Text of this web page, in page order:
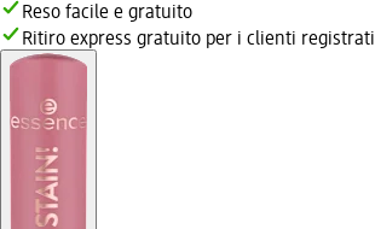
Reso facile e gratuito
Ritiro express gratuito per i clienti registrati